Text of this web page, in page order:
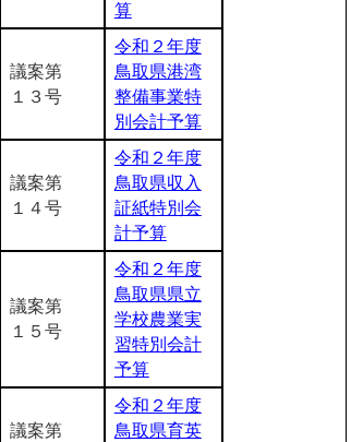
算
議案第
１３号
令和２年度
鳥取県港湾
整備事業特
別会計予算
議案第
１４号
令和２年度
鳥取県収入
証紙特別会
計予算
議案第
１５号
令和２年度
鳥取県県立
学校農業実
習特別会計
予算
議案第
令和２年度
鳥取県育英